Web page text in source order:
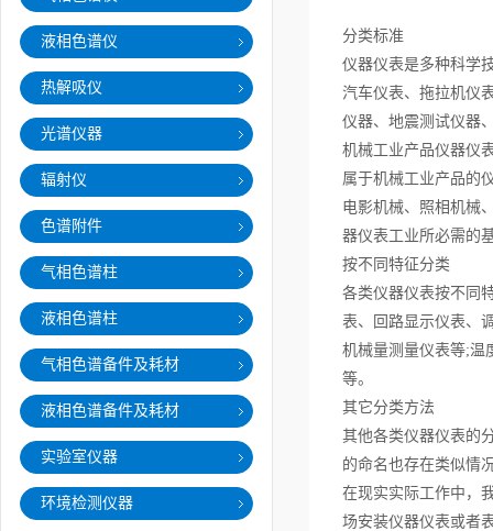
液相色谱仪
热解吸仪
光谱仪器
辐射仪
色谱附件
气相色谱柱
液相色谱柱
气相色谱备件及耗材
液相色谱备件及耗材
实验室仪器
环境检测仪器
分类标准
仪器仪表是多种科学
汽车仪表、拖拉机仪
仪器、地震测试仪器
机械工业产品仪器仪
属于机械工业产品的
电影机械、照相机械
器仪表工业所必需的
按不同特征分类
各类仪器仪表按不同
表、回路显示仪表、
机械量测量仪表等;温
等。
其它分类方法
其他各类仪器仪表的
的命名也存在类似情
在现实实际工作中，
场安装仪器仪表或者